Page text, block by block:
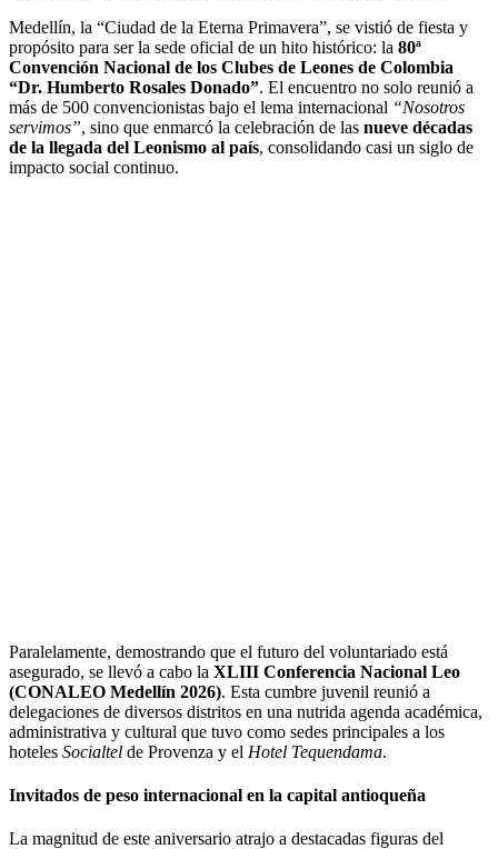
Medellín, la “Ciudad de la Eterna Primavera”, se vistió de fiesta y
propósito para ser la sede oficial de un hito histórico: la 80ª
Convención Nacional de los Clubes de Leones de Colombia
“Dr. Humberto Rosales Donado”. El encuentro no solo reunió a
más de 500 convencionistas bajo el lema internacional “Nosotros
servimos”, sino que enmarcó la celebración de las nueve décadas
de la llegada del Leonismo al país, consolidando casi un siglo de
impacto social continuo.
Paralelamente, demostrando que el futuro del voluntariado está
asegurado, se llevó a cabo la XLIII Conferencia Nacional Leo
(CONALEO Medellín 2026). Esta cumbre juvenil reunió a
delegaciones de diversos distritos en una nutrida agenda académica,
administrativa y cultural que tuvo como sedes principales a los
hoteles Socialtel de Provenza y el Hotel Tequendama.
Invitados de peso internacional en la capital antioqueña
La magnitud de este aniversario atrajo a destacadas figuras del